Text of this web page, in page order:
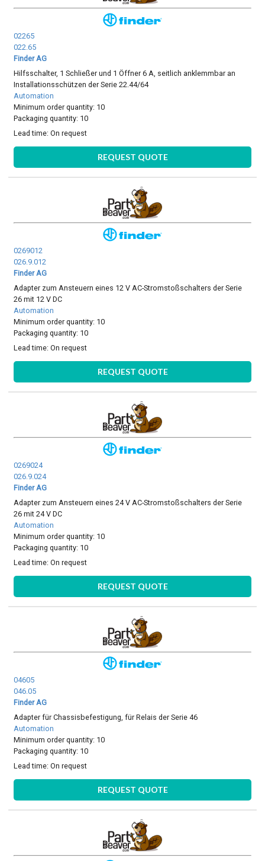
02265
022.65
Finder AG
Hilfsschalter, 1 Schließer und 1 Öffner 6 A, seitlich anklemmbar an
Installationsschützen der Serie 22.44/64
Automation
Minimum order quantity: 10
Packaging quantity: 10
Lead time:On request
REQUEST QUOTE
0269012
026.9.012
Finder AG
Adapter zum Ansteuern eines 12 V AC-Stromstoßschalters der Serie
26 mit 12 V DC
Automation
Minimum order quantity: 10
Packaging quantity: 10
Lead time:On request
REQUEST QUOTE
0269024
026.9.024
Finder AG
Adapter zum Ansteuern eines 24 V AC-Stromstoßschalters der Serie
26 mit 24 V DC
Automation
Minimum order quantity: 10
Packaging quantity: 10
Lead time:On request
REQUEST QUOTE
04605
046.05
Finder AG
Adapter für Chassisbefestigung, für Relais der Serie 46
Automation
Minimum order quantity: 10
Packaging quantity: 10
Lead time:On request
REQUEST QUOTE